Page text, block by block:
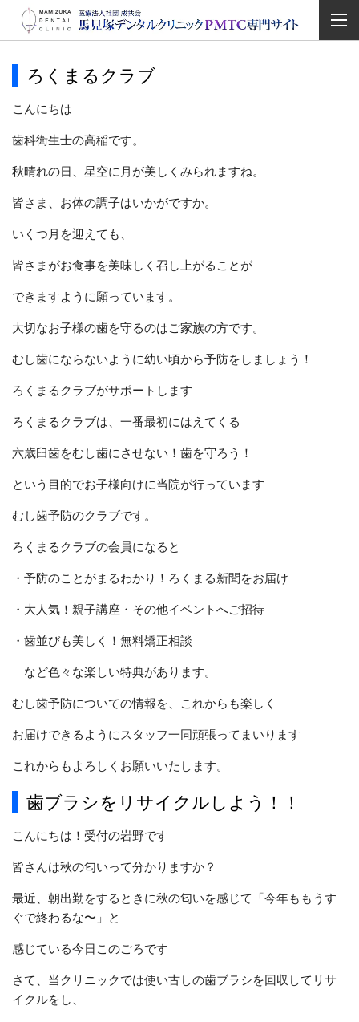
ろくまるクラブ
こんにちは
歯科衛生士の高稲です。
秋晴れの日、星空に月が美しくみられますね。
皆さま、お体の調子はいかがですか。
いくつ月を迎えても、
皆さまがお食事を美味しく召し上がることが
できますように願っています。
大切なお子様の歯を守るのはご家族の方です。
むし歯にならないように幼い頃から予防をしましょう！
ろくまるクラブがサポートします
ろくまるクラブは、一番最初にはえてくる
六歳臼歯をむし歯にさせない！歯を守ろう！
という目的でお子様向けに当院が行っています
むし歯予防のクラブです。
ろくまるクラブの会員になると
・予防のことがまるわかり！ろくまる新聞をお届け
・大人気！親子講座・その他イベントへご招待
・歯並びも美しく！無料矯正相談
など色々な楽しい特典があります。
むし歯予防についての情報を、これからも楽しく
お届けできるようにスタッフ一同頑張ってまいります
これからもよろしくお願いいたします。
歯ブラシをリサイクルしよう！！
こんにちは！受付の岩野です
皆さんは秋の匂いって分かりますか？
最近、朝出勤をするときに秋の匂いを感じて「今年ももうす
ぐで終わるな〜」と
感じている今日このごろです
さて、当クリニックでは使い古しの歯ブラシを回収してリサ
イクルをし、